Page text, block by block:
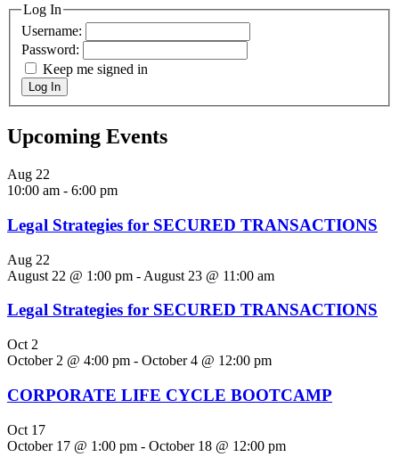
Log In
Username:
Password:
Keep me signed in
Log In
Upcoming Events
Aug 22
10:00 am - 6:00 pm
Legal Strategies for SECURED TRANSACTIONS
Aug 22
August 22 @ 1:00 pm - August 23 @ 11:00 am
Legal Strategies for SECURED TRANSACTIONS
Oct 2
October 2 @ 4:00 pm - October 4 @ 12:00 pm
CORPORATE LIFE CYCLE BOOTCAMP
Oct 17
October 17 @ 1:00 pm - October 18 @ 12:00 pm